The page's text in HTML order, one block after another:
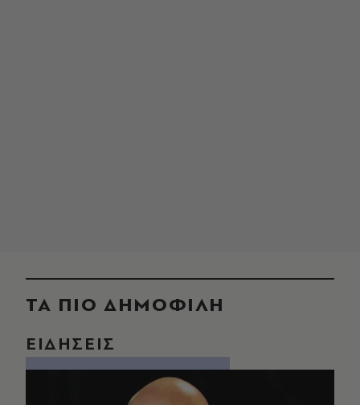
ΤΑ ΠΙΟ ΔΗΜΟΦΙΛΗ
ΕΙΔΗΣΕΙΣ